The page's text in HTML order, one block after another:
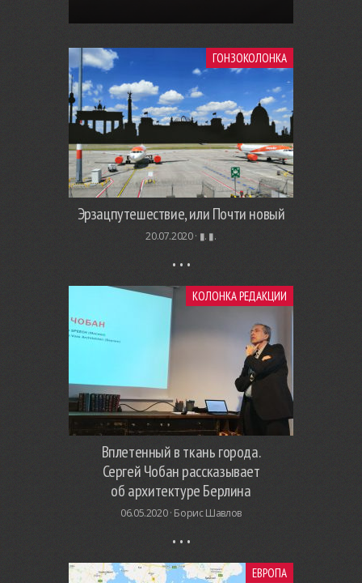
ГОНЗОКОЛОНКА
Эрзацпутешествие, или Почти новый
20.07.2020 · ▮. ▮.
КОЛОНКА РЕДАКЦИИ
Вплетенный в ткань города.
Сергей Чобан рассказывает
об архитектуре Берлина
06.05.2020 · Борис Шавлов
ЕВРОПА